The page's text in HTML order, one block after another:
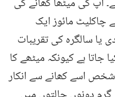
چاکلیٹ مائوز ایک
یا سالگرہ کی تقریبات
ہے کیونکہ میٹھے کا
اسے کھانے سے انکار